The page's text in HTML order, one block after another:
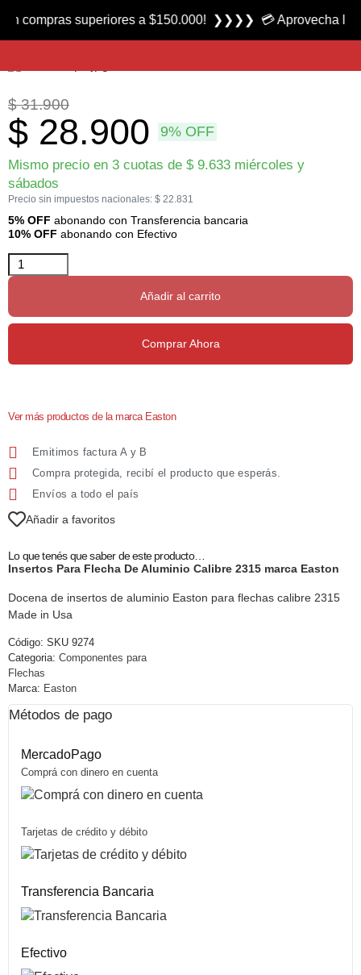
Producto nuevo
Insertos Para Flecha De Aluminio Calibre 2315 marca Easton
$31.900
$ 28.900 9% OFF
Mismo precio en 3 cuotas de $9.633 miércoles y
sábados
Precio sin impuestos nacionales: $ 22.831
5% OFF abonando con Transferencia bancaria
10% OFF abonando con Efectivo
Añadir al carrito
Comprar Ahora
Ver más productos de la marca Easton
Emitimos factura A y B
Compra protegida, recibí el producto que esperás.
Envíos a todo el país
Añadir a favoritos
Lo que tenés que saber de este producto…
Insertos Para Flecha De Aluminio Calibre 2315 marca Easton
Docena de insertos de aluminio Easton para flechas calibre 2315
Made in Usa
Código: SKU 9274
Categoria: Componentes para
Flechas
Marca: Easton
Métodos de pago
MercadoPago
Comprá con dinero en cuenta
Tarjetas de crédito y débito
Transferencia Bancaria
Efectivo
superiores a $150.000! ❯❯❯❯ 💳 Aprovecha las 3